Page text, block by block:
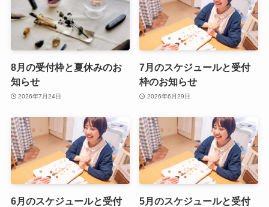
8月の受付枠と夏休みのお
知らせ
2026年7月24日
7月のスケジュールと受付
枠のお知らせ
2026年6月29日
6月のスケジュールと受付
5月のスケジュールと受付